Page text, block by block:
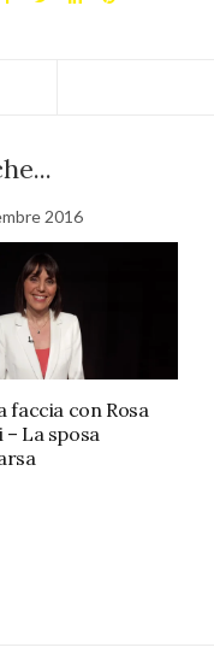
2016
faccia con Rosa
La sposa